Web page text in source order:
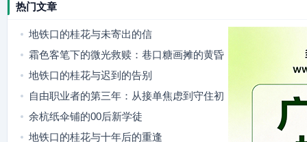
热门文章
地铁口的桂花与未寄出的信
霜色客笔下的微光救赎：巷口糖画摊的黄昏
地铁口的桂花与迟到的告别
自由职业者的第三年：从接单焦虑到守住初
心
余杭纸伞铺的00后新学徒
地铁口的桂花与十年后的重逢